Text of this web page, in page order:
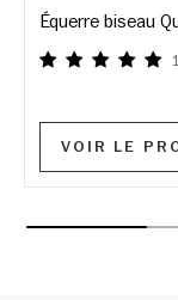
Équerre biseau
1
VOIR LE